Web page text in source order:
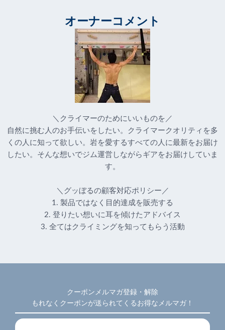
オーナーコメント
＼クライマーのためにいいものを／
自然に挑む人のお手伝いをしたい。クライマークオリティを多
くの人に知って欲しい。岩を愛するすべての人に最新をお届け
したい。そんな想いでジム運営しながらギアをお届けしていま
す。
＼グッぼるの顧客対応ポリシー／
1. 製品ではなく目的達成を販売する
2. 登りたい想いに耳を傾けたアドバイス
3. 全てはクライミングを知ってもらう活動
クーポンメルマガ登録・解除
もれなくクーポンが送られてくるお得なメルマガ！